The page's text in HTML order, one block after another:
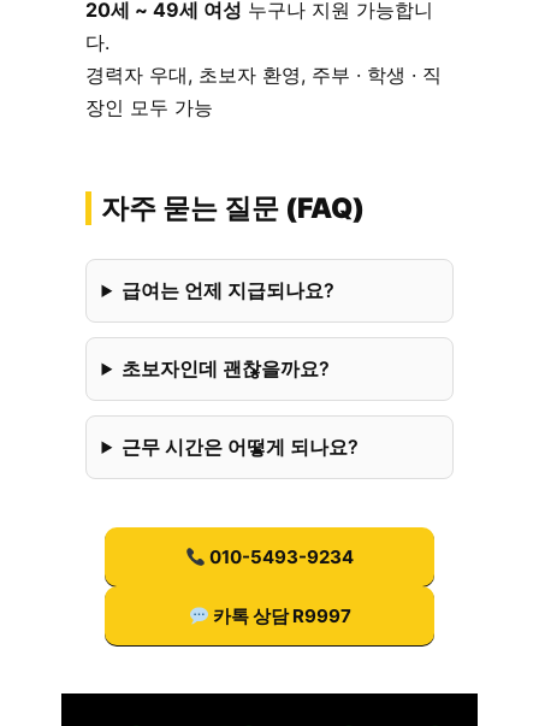
20세 ~ 49세 여성 누구나 지원 가능합니
다.
경력자 우대, 초보자 환영, 주부 · 학생 · 직
장인 모두 가능
자주 묻는 질문 (FAQ)
급여는 언제 지급되나요?
초보자인데 괜찮을까요?
근무 시간은 어떻게 되나요?
010-5493-9234
카톡 상담 R9997